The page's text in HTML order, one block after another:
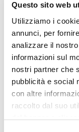
Questo sito web
Utilizziamo i
annunci, per
analizzare il
informazioni sul
nostri partner che
pubblicità e social
con altre
raccolto dal suo
del banner o
Resi
Novità e servizi
APPOrdina e ritiraPet
domesticiConsigli
Iniziative e promozioni
Coupon e codici sconto
(Omnibus)Arcacard
Arcaplanet
Corporate & Legal
Cookie Policy